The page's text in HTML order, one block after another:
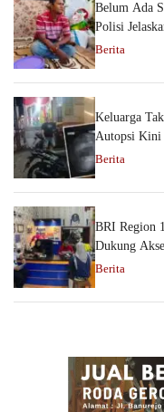
Belum Ada
Polisi
Berita
Keluarga
Autopsi Kini
Berita
BRI Region
Dukung
Berita